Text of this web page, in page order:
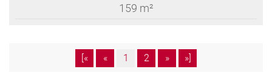
159 m²
[« « 1 2 » »]